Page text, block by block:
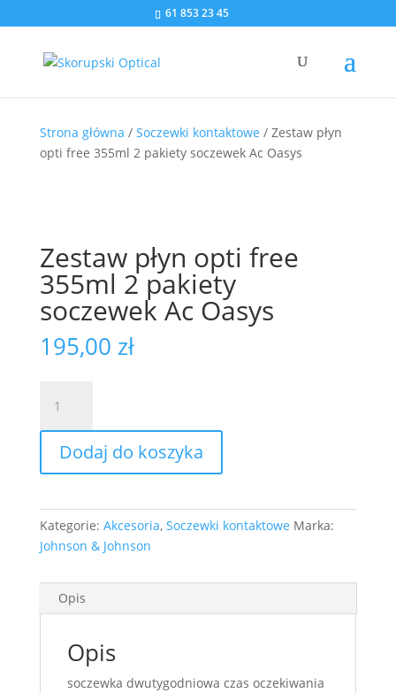
61 853 23 45
Strona główna / Soczewki kontaktowe / Zestaw płyn
opti free 355ml 2 pakiety soczewek Ac Oasys
Zestaw płyn opti free
355ml 2 pakiety
soczewek Ac Oasys
195,00 zł
Zestaw
płyn
opti
free
2
pakiety
soczewek
Oasys
Dodaj do koszyka
Kategorie: Akcesoria, Soczewki kontaktowe Marka:
Johnson & Johnson
Opis
Opis
soczewka dwutygodniowa czas oczekiwania